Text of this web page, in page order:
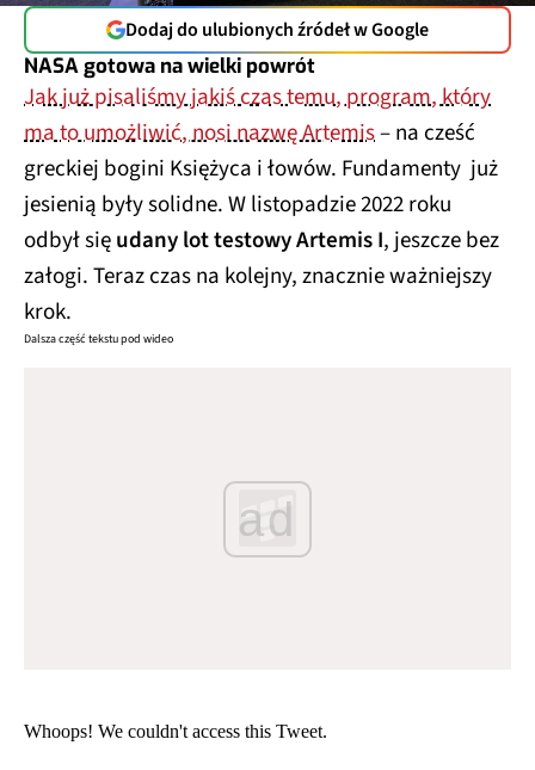
Dodaj do ulubionych źródeł w Google
NASA gotowa na wielki powrót
Jak już pisaliśmy jakiś czas temu, program, który
ma to umożliwić, nosi nazwę Artemis– na cześć
greckiej bogini Księżyca i łowów. Fundamenty już
jesienią były solidne. W listopadzie 2022 roku
odbył sięudany lot testowy Artemis I, jeszcze bez
załogi. Teraz czas na kolejny, znacznie ważniejszy
krok.
Dalsza część tekstu pod wideo
ad
Whoops! We couldn't access this Tweet.